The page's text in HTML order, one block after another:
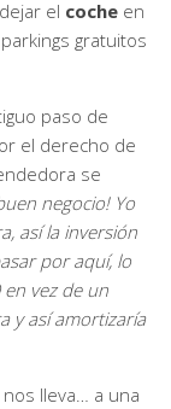
el coche en
gratuitos
paso de
el derecho de
se
negocio! Yo
así la inversión
por aquí, lo
vez de un
y así amortizaría
lleva… a una